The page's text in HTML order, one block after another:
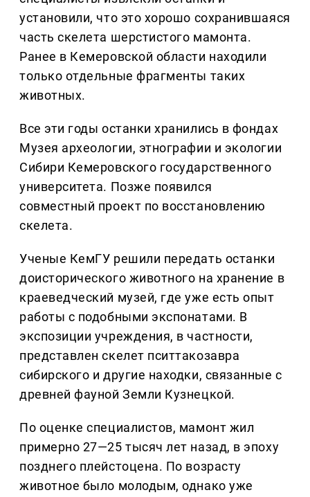
установили, что это хорошо сохранившаяся
часть скелета шерстистого мамонта.
Ранее в Кемеровской области находили
только отдельные фрагменты таких
животных.
Все эти годы останки хранились в фондах
Музея археологии, этнографии и экологии
Сибири Кемеровского государственного
университета. Позже появился
совместный проект по восстановлению
скелета.
Ученые КемГУ решили передать останки
доисторического животного на хранение в
краеведческий музей, где уже есть опыт
работы с подобными экспонатами. В
экспозиции учреждения, в частности,
представлен скелет пситтакозавра
сибирского и другие находки, связанные с
древней фауной Земли Кузнецкой.
По оценке специалистов, мамонт жил
примерно 27—25 тысяч лет назад, в эпоху
позднего плейстоцена. По возрасту
животное было молодым, однако уже